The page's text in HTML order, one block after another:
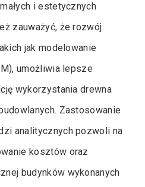
i estetycznych
zauważyć, że rozwój
jak modelowanie
umożliwia lepsze
wykorzystania drewna
Zastosowanie
analitycznych pozwoli na
kosztów oraz
budynków wykonanych